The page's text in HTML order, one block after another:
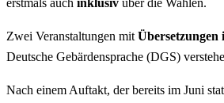
Zwei Veranstaltungen mit Übersetzungen
Deutsche Gebärdensprache (DGS)
Nach einem Auftakt, der bereits im Juni